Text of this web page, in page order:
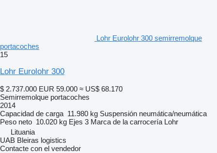
Lohr Eurolohr 300 semirremolque
portacoches
15
Lohr Eurolohr 300
$ 2.737.000 EUR 59.000 ≈ US$ 68.170
Semirremolque portacoches
2014
Capacidad de carga 11.980 kg Suspensión neumática/neumática
Peso neto 10.020 kg Ejes 3 Marca de la carrocería Lohr
Lituania
UAB Bleiras logistics
Contacte con el vendedor